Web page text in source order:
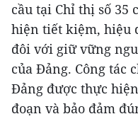
cầu tại Chỉ thị số 35
hiện tiết kiệm, hiệu
đôi với giữ vững
của Đảng. Công tác
Đảng được thực
đoạn và bảo đảm